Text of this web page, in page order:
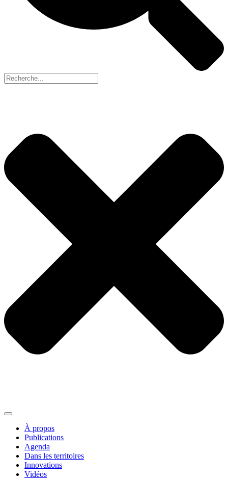
À propos
Publications
Agenda
Dans les territoires
Innovations
Vidéos